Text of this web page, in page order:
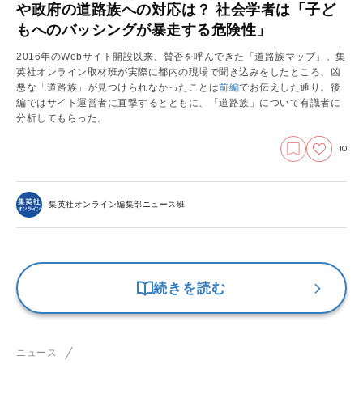
や政府の道路族への対応は？ 社会学者は「子ど
もへのバッシングが暴走する危険性」
2016年のWebサイト開設以来、賛否を呼んできた「道路族マップ」。集
英社オンライン取材班が実際に都内の現場で聞き込みをしたところ、凶
悪な「道路族」が見つけられなかったことは前編でお伝えした通り。後
編ではサイト運営者に直撃するとともに、「道路族」について有識者に
分析してもらった。
10
集英社オンライン編集部ニュース班
続きを読む
ニュース